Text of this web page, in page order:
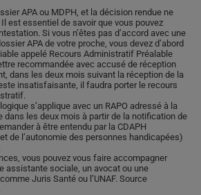
APA ou MDPH, et la décision rendue ne
est essentiel de savoir que vous pouvez
Si vous n’êtes pas d’accord avec une
APA de votre proche, vous devez d’abord
appelé Recours Administratif Préalable
recommandée avec accusé de réception
dans les deux mois suivant la réception de la
insatisfaisante, il faudra porter le recours
s’applique avec un RAPO adressé à la
les deux mois à partir de la notification de
à être entendu par la CDAPH
de l’autonomie des personnes handicapées)
vous pouvez vous faire accompagner
assistante sociale, un avocat ou une
Juris Santé ou l’UNAF. Source